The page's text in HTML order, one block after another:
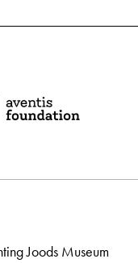
Joods Museum